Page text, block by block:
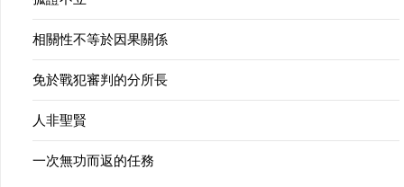
相關性不等於因果關係
免於戰犯審判的分所長
人非聖賢
一次無功而返的任務